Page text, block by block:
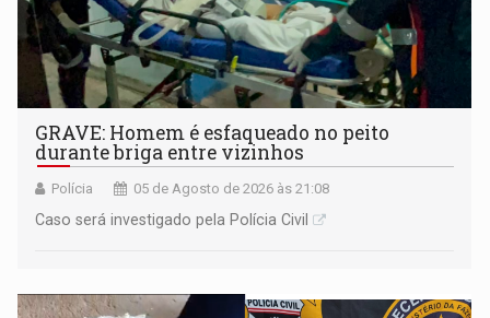
GRAVE: Homem é esfaqueado no peito
durante briga entre vizinhos
Polícia 05 de Agosto de 2026 às 21:08
Caso será investigado pela Polícia Civil